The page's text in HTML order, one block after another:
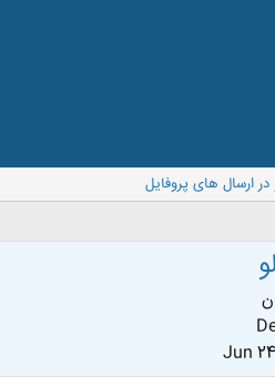
ارسال های پروفایل
Jun